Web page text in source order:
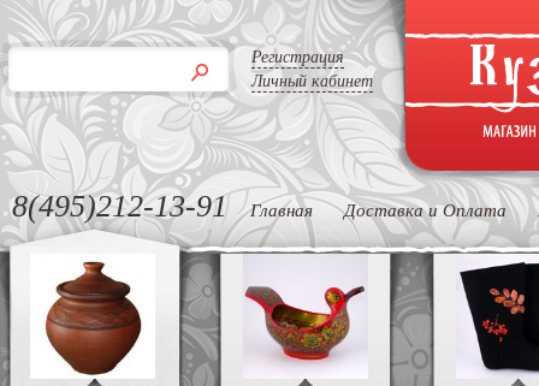
Регистрация
Личный кабинет
8(495)212-13-91 Главная Доставка и Оплата